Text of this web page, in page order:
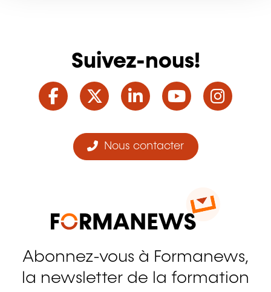
Suivez-nous!
Facebook
TwitterLinkedInYouTube
Nous contacter
Abonnez-vous à Formanews,
la newsletter de la formation